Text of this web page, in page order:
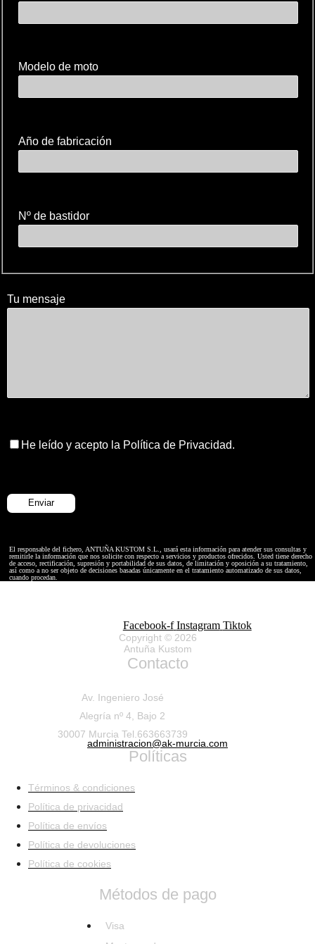
Modelo de moto
Año de fabricación
Nº de bastidor
Tu mensaje
He leído y acepto la Política de Privacidad.
El responsable del fichero, ANTUÑA KUSTOM S.L., usará esta información para atender sus consultas y
remitirle la información que nos solicite con respecto a servicios y productos ofrecidos. Usted tiene derecho
de acceso, rectificación, supresión y portabilidad de sus datos, de limitación y oposición a su tratamiento,
así como a no ser objeto de decisiones basadas únicamente en el tratamiento automatizado de sus datos,
cuando procedan.
Facebook-f Instagram Tiktok
Copyright © 2026
Antuña Kustom
Contacto
Av. Ingeniero José
Alegría nº 4, Bajo 2
30007 Murcia Tel.663663739
administracion@ak-murcia.com
Políticas
Términos & condiciones
Política de privacidad
Política de envíos
Política de devoluciones
Política de cookies
Métodos de pago
Visa